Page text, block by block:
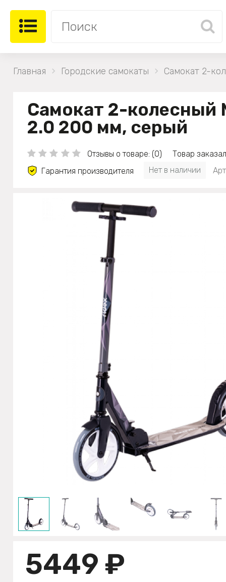
Главная Городские самокаты Самокат 2-
Самокат 2-колесный
2.0 200 мм, серый
Отзывы о товаре: (0)
Товар
Гарантия производителя
Нет в наличии
5449 ₽